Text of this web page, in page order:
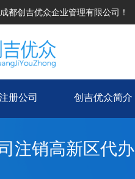
都创吉优众企业管理有限公司！
册公司 创吉优众简介
注销高新区代办